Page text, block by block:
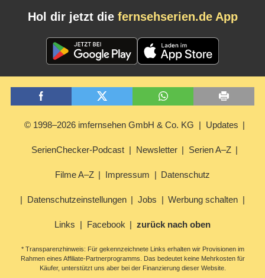
Hol dir jetzt die fernsehserien.de App
© 1998–2026 imfernsehen GmbH & Co. KG Updates
SerienChecker-Podcast Newsletter Serien A–Z
Filme A–Z Impressum Datenschutz
Datenschutzeinstellungen Jobs Werbung schalten
Links Facebook zurück nach oben
* Transparenzhinweis: Für gekennzeichnete Links erhalten wir Provisionen im
Rahmen eines Affiliate-Partnerprogramms. Das bedeutet keine Mehrkosten für
Käufer, unterstützt uns aber bei der Finanzierung dieser Website.